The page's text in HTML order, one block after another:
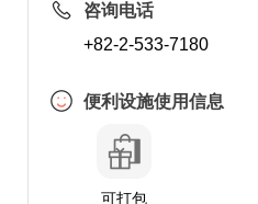
咨询电话
+82-2-533-7180
便利设施使用信息
可打包